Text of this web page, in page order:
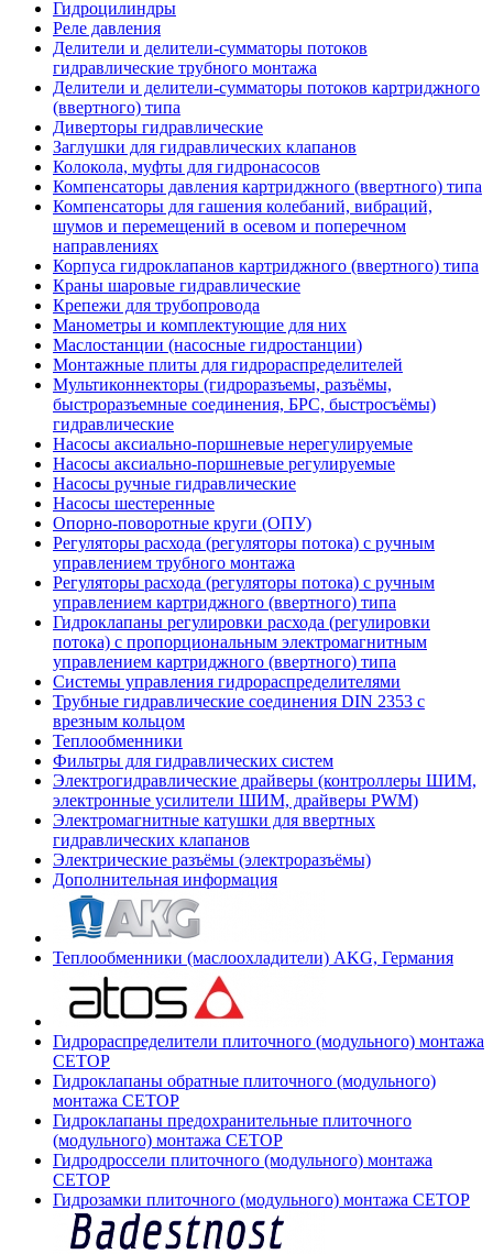
Гидроцилиндры
Реле давления
Делители и делители-сумматоры потоков
гидравлические трубного монтажа
Делители и делители-сумматоры потоков картриджного
(ввертного) типа
Диверторы гидравлические
Заглушки для гидравлических клапанов
Колокола, муфты для гидронасосов
Компенсаторы давления картриджного (ввертного) типа
Компенсаторы для гашения колебаний, вибраций,
шумов и перемещений в осевом и поперечном
направлениях
Корпуса гидроклапанов картриджного (ввертного) типа
Краны шаровые гидравлические
Крепежи для трубопровода
Манометры и комплектующие для них
Маслостанции (насосные гидростанции)
Монтажные плиты для гидрораспределителей
Мультиконнекторы (гидроразъемы, разъёмы,
быстроразъемные соединения, БРС, быстросъёмы)
гидравлические
Насосы аксиально-поршневые нерегулируемые
Насосы аксиально-поршневые регулируемые
Насосы ручные гидравлические
Насосы шестеренные
Опорно-поворотные круги (ОПУ)
Регуляторы расхода (регуляторы потока) с ручным
управлением трубного монтажа
Регуляторы расхода (регуляторы потока) с ручным
управлением картриджного (ввертного) типа
Гидроклапаны регулировки расхода (регулировки
потока) с пропорциональным электромагнитным
управлением картриджного (ввертного) типа
Системы управления гидрораспределителями
Трубные гидравлические соединения DIN 2353 с
врезным кольцом
Теплообменники
Фильтры для гидравлических систем
Электрогидравлические драйверы (контроллеры ШИМ,
электронные усилители ШИМ, драйверы PWM)
Электромагнитные катушки для ввертных
гидравлических клапанов
Электрические разъёмы (электроразъёмы)
Дополнительная информация
Теплообменники (маслоохладители) AKG, Германия
Гидрораспределители плиточного (модульного) монтажа
СЕТОР
Гидроклапаны обратные плиточного (модульного)
монтажа CETOP
Гидроклапаны предохранительные плиточного
(модульного) монтажа CETOP
Гидродроссели плиточного (модульного) монтажа
CETOP
Гидрозамки плиточного (модульного) монтажа CETOP